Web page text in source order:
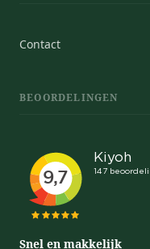
Contact
BEOORDELINGEN
Snel en makkelijk